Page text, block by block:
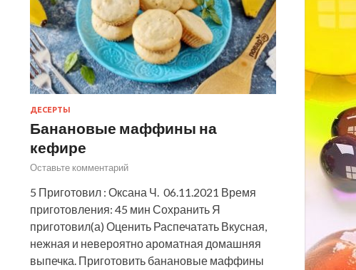
ДЕСЕРТЫ
Банановые маффины на
кефире
Оставьте комментарий
5 Приготовил : Оксана Ч. 06.11.2021 Время
приготовления: 45 мин Сохранить Я
приготовил(а) Оценить Распечатать Вкусная,
нежная и невероятно ароматная домашняя
выпечка. Приготовить банановые маффины